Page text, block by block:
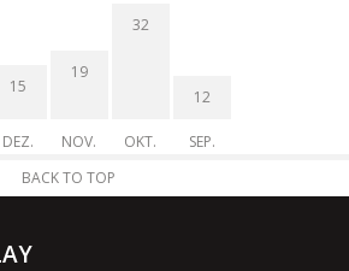
15
DEZ.
19
NOV.
32
OKT.
12
SEP.
BACK TO TOP